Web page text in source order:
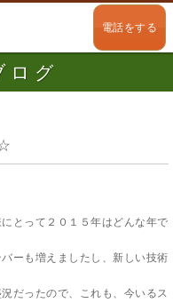
電話をする
ログ
とって２０１５年はどんな年で
ーも増えましたし、新しい技術
だったので、これも、今いるス